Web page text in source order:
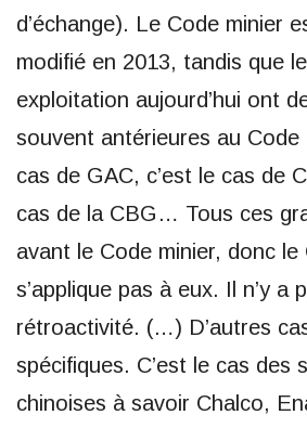
d’échange). Le Code minier
modifié en 2013, tandis que
exploitation aujourd’hui ont
souvent antérieures au Code
cas de GAC, c’est le cas de
cas de la CBG… Tous ces
avant le Code minier, donc le
s’applique pas à eux. Il n’y a
rétroactivité. (…) D’autres
spécifiques. C’est le cas des
chinoises à savoir Chalco,